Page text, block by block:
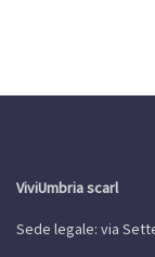
ViviUmbria scarl
Sede legale: via